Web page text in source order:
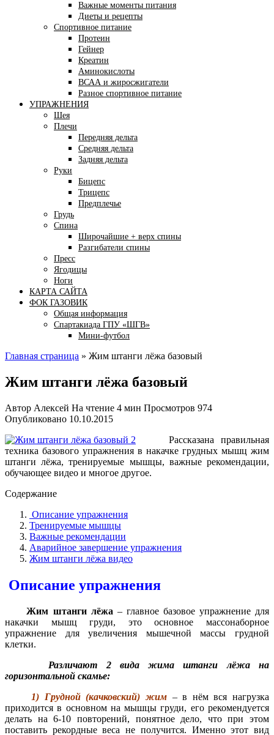
Важные моменты питания
Диеты и рецепты
Спортивное питание
Протеин
Гейнер
Креатин
Аминокислоты
ВСАА и жиросжигатели
Разное спортивное питание
УПРАЖНЕНИЯ
Шея
Плечи
Передняя дельта
Средняя дельта
Задняя дельта
Руки
Бицепс
Трицепс
Предплечье
Грудь
Спина
Широчайшие + верх спины
Разгибатели спины
Пресс
Ягодицы
Ноги
КАРТА САЙТА
ФОК ГАЗОВИК
Общая информация
Спартакиада ГПУ «ШГВ»
Мини-футбол
Главная страница » Жим штанги лёжа базовый
Жим штанги лёжа базовый
Автор Алексей На чтение 4 мин Просмотров 974
Опубликовано 10.10.2015
Рассказана правильная
техника базового упражнения в накачке грудных мышц жим
штанги лёжа, тренируемые мышцы, важные рекомендации,
обучающее видео и многое другое.
Содержание
Описание упражнения
Тренируемые мышцы
Важные рекомендации
Аварийное завершение упражнения
Жим штанги лёжа видео
Описание упражнения
Жим штанги лёжа – главное базовое упражнение для
накачки мышц груди, это основное массонаборное
упражнение для увеличения мышечной массы грудной
клетки.
Различают 2 вида жима штанги лёжа на
горизонтальной скамье:
1) Грудной (качковский) жим– в нём вся нагрузка
приходится в основном на мышцы груди, его рекомендуется
делать на 6-10 повторений, понятное дело, что при этом
поставить рекордные веса не получится. Именно этот вид